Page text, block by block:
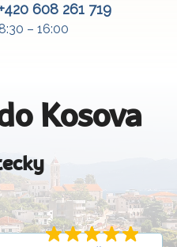
+420 608 261 719
– 16:00
Kosova